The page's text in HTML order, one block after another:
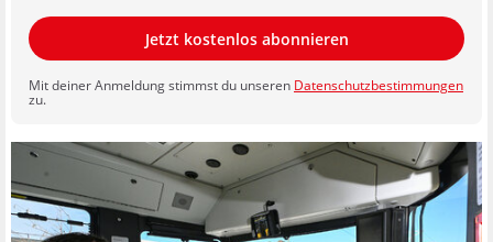
Jetzt kostenlos abonnieren
Mit deiner Anmeldung stimmst du unseren Datenschutzbestimmungen
zu.